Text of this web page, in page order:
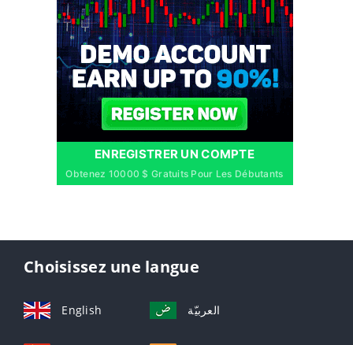
ENREGISTRER UN COMPTE
Obtenez 10000 $ Gratuits Pour Les Débutants
Choisissez une langue
English العربيّة